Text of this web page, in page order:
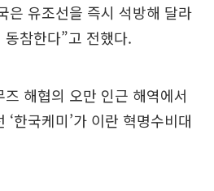
은 유조선을 즉시 석방해 달라
참한다”고 전했다.
해협의 오만 인근 해역에서
한국케미’가 이란 혁명수비대